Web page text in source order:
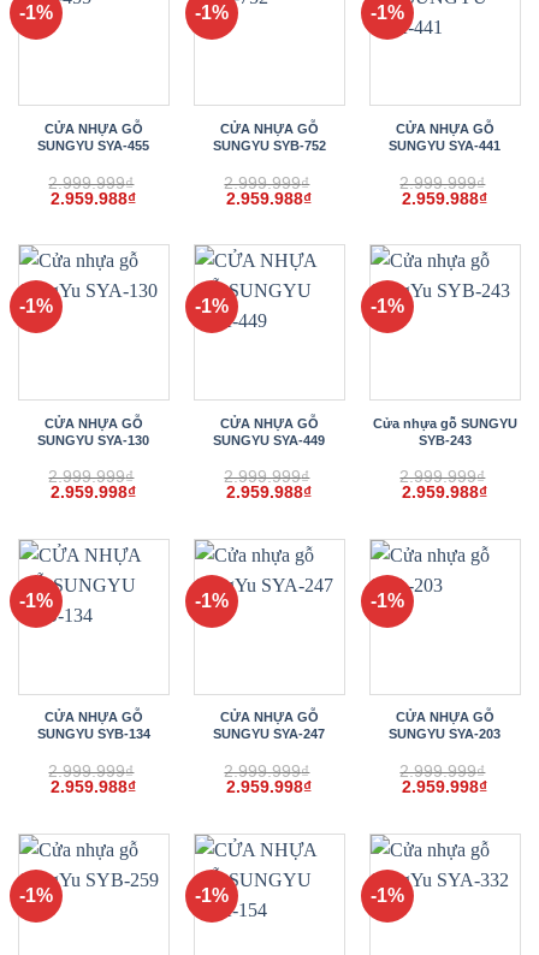
-1%
CỬA NHỰA GỖ
SUNGYU SYA-455
2.999.999₫
Giá
2.999.999₫.
2.959.988₫Giá
là:
2.959.988₫.
-1%
CỬA NHỰA GỖ
SUNGYU SYB-752
2.999.999₫
Giá
2.999.999₫.
2.959.988₫Giá
là:
2.959.988₫.
-1%
CỬA NHỰA GỖ
SUNGYU SYA-441
2.999.999₫
Giá
2.999.999₫.
2.959.988₫Giá
là:
-1%
CỬA NHỰA GỖ
SUNGYU SYA-130
2.999.999₫
Giá
2.999.999₫.
2.959.998₫Giá
là:
2.959.998₫.
-1%
CỬA NHỰA GỖ
SUNGYU SYA-449
2.999.999₫
Giá
2.999.999₫.
2.959.988₫Giá
là:
2.959.988₫.
-1%
Cửa nhựa gỗ SUNGYU
SYB-243
2.999.999₫
Giá
2.999.999₫.
2.959.988₫Giá
là:
-1%
CỬA NHỰA GỖ
SUNGYU SYB-134
2.999.999₫
Giá
2.999.999₫.
2.959.988₫Giá
là:
2.959.988₫.
-1%
CỬA NHỰA GỖ
SUNGYU SYA-247
2.999.999₫
Giá
2.999.999₫.
2.959.998₫Giá
là:
2.959.998₫.
-1%
CỬA NHỰA GỖ
SUNGYU SYA-203
2.999.999₫
Giá
2.999.999₫.
2.959.998₫Giá
là:
-1% -1% -1%